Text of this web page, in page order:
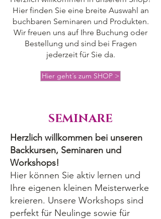
Hier finden Sie eine breite Auswahl an
buchbaren Seminaren und Produkten.
Wir freuen uns auf Ihre Buchung oder
Bestellung und sind bei Fragen
jederzeit für Sie da.
Hier geht´s zum SHOP >
SEMINARE
Herzlich willkommen bei unseren
Backkursen, Seminaren und
Workshops!
Hier können Sie aktiv lernen und
Ihre eigenen kleinen Meisterwerke
kreieren. Unsere Workshops sind
perfekt für Neulinge sowie für